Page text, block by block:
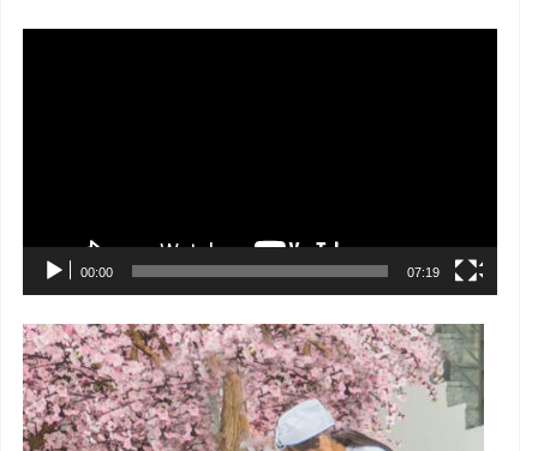
00:00 07:19